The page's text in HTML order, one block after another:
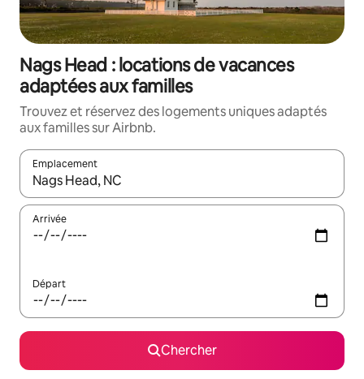
Nags Head : locations de vacances
adaptées aux familles
Trouvez et réservez des logements uniques adaptés
aux familles sur Airbnb.
Emplacement
Quand les résultats sont affichés, parcourez-les en utilisant
Arrivée
Départ
Chercher